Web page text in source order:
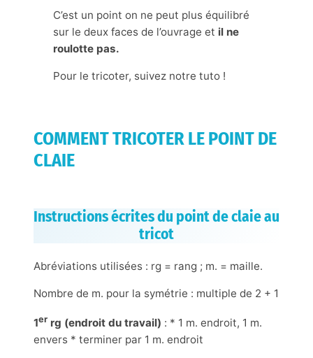
C’est un point on ne peut plus équilibré
sur le deux faces de l’ouvrage et il ne
roulotte pas.
Pour le tricoter, suivez notre tuto !
COMMENT TRICOTER LE POINT DE
CLAIE
Instructions écrites du point de claie au
tricot
Abréviations utilisées : rg = rang ; m. = maille.
Nombre de m. pour la symétrie : multiple de 2 + 1
1er rg (endroit du travail) : * 1 m. endroit, 1 m.
envers * terminer par 1 m. endroit